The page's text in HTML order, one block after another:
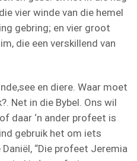
vier winde van die hemel
gebring; en vier groot
die een verskillend van
en diere. Waar moet
Net in die Bybel. Ons wil
daar ‘n ander profeet is
gebruik het om iets
“Die profeet Jeremia